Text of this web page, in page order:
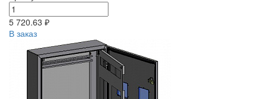
5 720.63 ₽
В заказ